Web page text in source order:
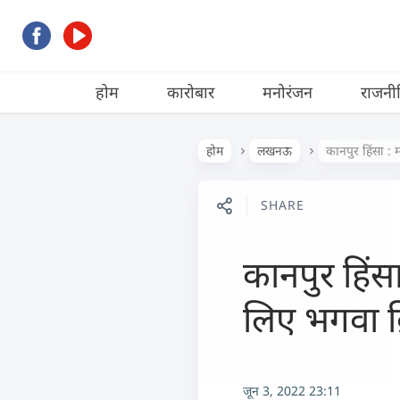
होम कारोबार मनोरंजन
होम लखनऊ कानपुर हिंसा :
SHARE
कानपुर
लिए भगवा
जून 3, 2022 23:11